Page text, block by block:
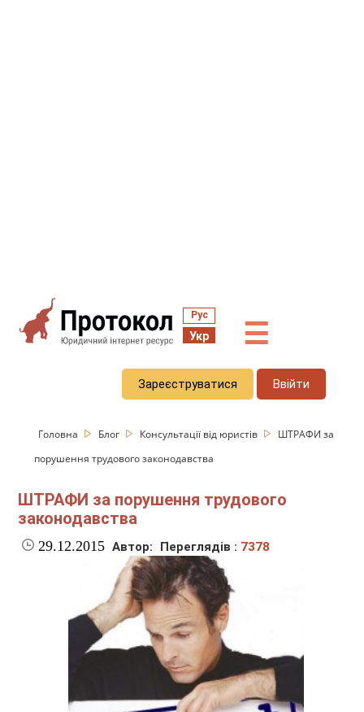
Рус
Укр ☰
Зареєструватися Ввійти
Головна Блог Консультації від юристів
ШТРАФИ за
порушення трудового законодавства
ШТРАФИ за порушення трудового
законодавства
29.12.2015 Автор: Переглядів : 7378